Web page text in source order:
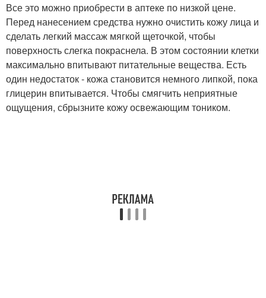
Все это можно приобрести в аптеке по низкой цене.
Перед нанесением средства нужно очистить кожу лица и
сделать легкий массаж мягкой щеточкой, чтобы
поверхность слегка покраснела. В этом состоянии клетки
максимально впитывают питательные вещества. Есть
один недостаток - кожа становится немного липкой, пока
глицерин впитывается. Чтобы смягчить неприятные
ощущения, сбрызните кожу освежающим тоником.